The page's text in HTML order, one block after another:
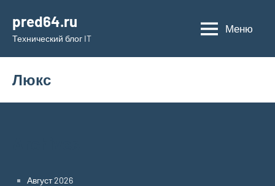
содержимому
pred64.ru
Технический блог IT
Меню
Люкс
Август 2026